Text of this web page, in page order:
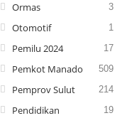
Ormas 3
Otomotif 1
Pemilu 2024 17
Pemkot Manado 509
Pemprov Sulut 214
Pendidikan 19